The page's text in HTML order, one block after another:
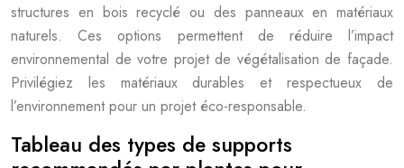
structures en bois recyclé ou des panneaux en matériaux
naturels. Ces options permettent de réduire l’impact
environnemental de votre projet de végétalisation de façade.
Privilégiez les matériaux durables et respectueux de
l’environnement pour un projet éco-responsable.
Tableau des types de supports